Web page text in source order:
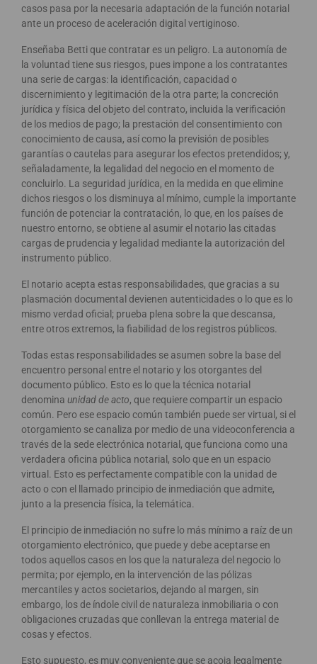
casos pasa por la necesaria adaptación de la función notarial
ante un proceso de aceleración digital vertiginoso.
Enseñaba Betti que contratar es un peligro. La autonomía de
la voluntad tiene sus riesgos, pues impone a los contratantes
una serie de cargas: la identificación, capacidad o
discernimiento y legitimación de la otra parte; la concreción
jurídica y física del objeto del contrato, incluida la verificación
de los medios de pago; la prestación del consentimiento con
conocimiento de causa, así como la previsión de posibles
garantías o cautelas para asegurar los efectos pretendidos; y,
señaladamente, la legalidad del negocio en el momento de
concluirlo. La seguridad jurídica, en la medida en que elimine
dichos riesgos o los disminuya al mínimo, cumple la importante
función de potenciar la contratación, lo que, en los países de
nuestro entorno, se obtiene al asumir el notario las citadas
cargas de prudencia y legalidad mediante la autorización del
instrumento público.
El notario acepta estas responsabilidades, que gracias a su
plasmación documental devienen autenticidades o lo que es lo
mismo verdad oficial; prueba plena sobre la que descansa,
entre otros extremos, la fiabilidad de los registros públicos.
Todas estas responsabilidades se asumen sobre la base del
encuentro personal entre el notario y los otorgantes del
documento público. Esto es lo que la técnica notarial
denomina unidad de acto, que requiere compartir un espacio
común. Pero ese espacio común también puede ser virtual, si el
otorgamiento se canaliza por medio de una videoconferencia a
través de la sede electrónica notarial, que funciona como una
verdadera oficina pública notarial, solo que en un espacio
virtual. Esto es perfectamente compatible con la unidad de
acto o con el llamado principio de inmediación que admite,
junto a la presencia física, la telemática.
El principio de inmediación no sufre lo más mínimo a raíz de un
otorgamiento electrónico, que puede y debe aceptarse en
todos aquellos casos en los que la naturaleza del negocio lo
permita; por ejemplo, en la intervención de las pólizas
mercantiles y actos societarios, dejando al margen, sin
embargo, los de índole civil de naturaleza inmobiliaria o con
obligaciones cruzadas que conllevan la entrega material de
cosas y efectos.
Esto supuesto, es muy conveniente que se acoja legalmente